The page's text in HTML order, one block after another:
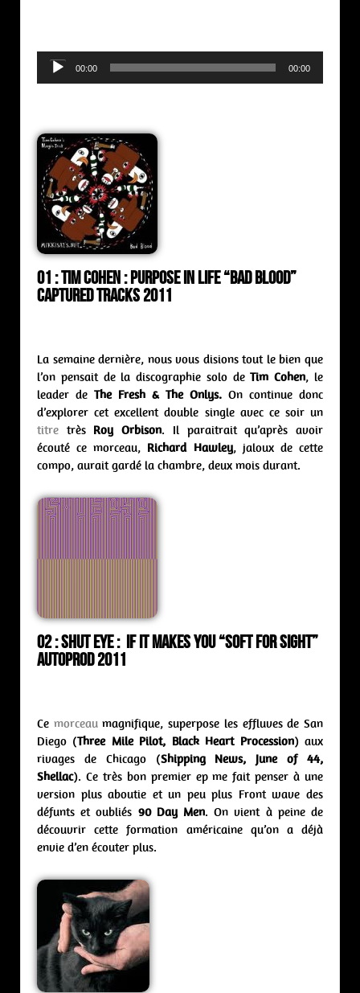
Audio
Player00:00 00:00
01 : Tim Cohen : purpose in life “Bad Blood”
Captured Tracks 2011
La semaine dernière, nous vous disions tout le bien que
l’on pensait de la discographie solo deTim Cohen, le
leader de The Fresh & The Onlys. On continue donc
d’explorer cet excellent double single avec ce soir un
titre très Roy Orbison. Il paraitrait qu’après avoir
écouté ce morceau, Richard Hawley, jaloux de cette
compo, aurait gardé la chambre, deux mois durant.
02 : Shut Eye : if it makes you “soft for sight”
Autoprod 2011
Ce morceaumagnifique, superpose les effluves de San
Diego (Three Mile Pilot, Black Heart Procession) aux
rivages de Chicago (Shipping News, June of 44,
Shellac). Ce très bon premier ep me fait penser à une
version plus aboutie et un peu plus Front wave des
défunts et oubliés 90 Day Men. On vient à peine de
découvrir cette formation américaine qu’on a déjà
envie d’en écouter plus.